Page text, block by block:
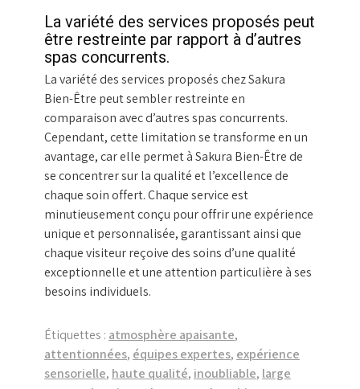
La variété des services proposés peut
être restreinte par rapport à d’autres
spas concurrents.
La variété des services proposés chez Sakura
Bien-Être peut sembler restreinte en
comparaison avec d’autres spas concurrents.
Cependant, cette limitation se transforme en un
avantage, car elle permet à Sakura Bien-Être de
se concentrer sur la qualité et l’excellence de
chaque soin offert. Chaque service est
minutieusement conçu pour offrir une expérience
unique et personnalisée, garantissant ainsi que
chaque visiteur reçoive des soins d’une qualité
exceptionnelle et une attention particulière à ses
besoins individuels.
Étiquettes : atmosphère apaisante,
attentionnées, équipes expertes, expérience
sensorielle, haute qualité, inoubliable, large